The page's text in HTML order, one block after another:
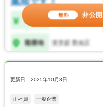
更新日：2025年10月8日
正社員 一般企業